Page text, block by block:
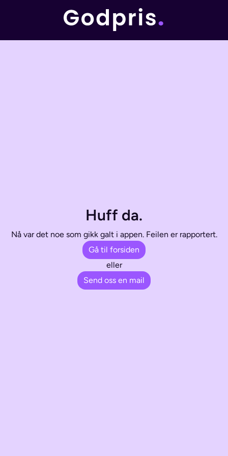
Huff da.
Nå var det noe som gikk galt i appen. Feilen er rapportert.
Gå til forsiden
eller
Send oss en mail